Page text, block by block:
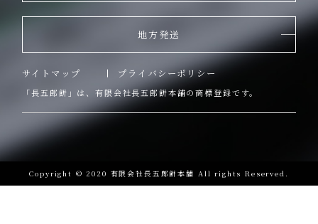
地方発送
サイトマップ プライバシーポリシー
「長五郎餅」は、有限会社長五郎餅本舗の商標登録です。
Copyright © 2020 有限会社長五郎餅本舗 All rights Reserved.